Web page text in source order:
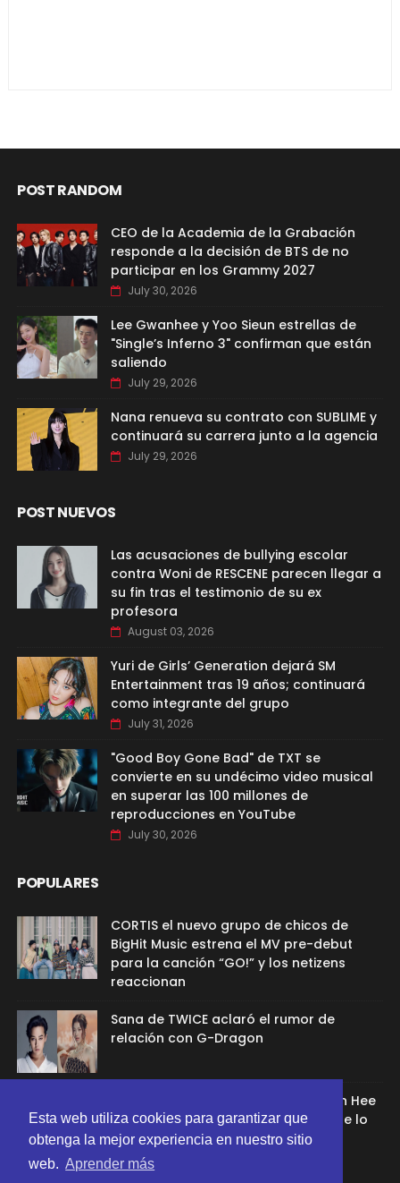
Esta web utiliza cookies para garantizar que
obtenga la mejor experiencia en nuestro sitio
web. Aprender más
POST RANDOM
CEO de la Academia de la Grabación
responde a la decisión de BTS de no
participar en los Grammy 2027
July 30, 2026
Lee Gwanhee y Yoo Sieun estrellas de
"Single’s Inferno 3" confirman que están
saliendo
July 29, 2026
Nana renueva su contrato con SUBLIME y
continuará su carrera junto a la agencia
July 29, 2026
POST NUEVOS
Las acusaciones de bullying escolar
contra Woni de RESCENE parecen llegar a
su fin tras el testimonio de su ex
profesora
August 03, 2026
Yuri de Girls’ Generation dejará SM
Entertainment tras 19 años; continuará
como integrante del grupo
July 31, 2026
"Good Boy Gone Bad" de TXT se
convierte en su undécimo video musical
en superar las 100 millones de
reproducciones en YouTube
July 30, 2026
POPULARES
CORTIS el nuevo grupo de chicos de
BigHit Music estrena el MV pre-debut
para la canción “GO!” y los netizens
reaccionan
Sana de TWICE aclaró el rumor de
relación con G-Dragon
Ex aprendíz de ADOR afirmó que Min Hee
Jin la despidió porque su chamán se lo
recomendó